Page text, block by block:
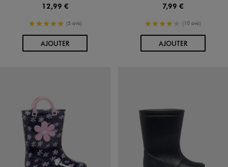
12,99 €
5/5 de moyenne
(5 avis)
AJOUTERAU PANIER
7,99 €
4/5 de moyenne
(10 avis)
AJOUTERAU PANIER